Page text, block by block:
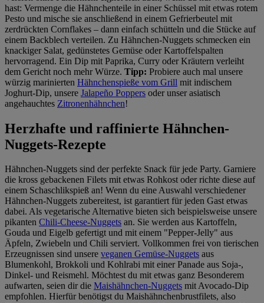
hast: Vermenge die Hähnchenteile in einer Schüssel mit etwas rotem
Pesto und mische sie anschließend in einem Gefrierbeutel mit
zerdrückten Cornflakes – dann einfach schütteln und die Stücke auf
einem Backblech verteilen. Zu Hähnchen-Nuggets schmecken ein
knackiger Salat, gedünstetes Gemüse oder Kartoffelspalten
hervorragend. Ein Dip mit Paprika, Curry oder Kräutern verleiht
dem Gericht noch mehr Würze. Tipp: Probiere auch mal unsere
würzig marinierten Hähnchenspieße vom Grill mit indischem
Joghurt-Dip, unsere Jalapeño Poppers oder unser asiatisch
angehauchtes Zitronenhähnchen!
Herzhafte und raffinierte Hähnchen-
Nuggets-Rezepte
Hähnchen-Nuggets sind der perfekte Snack für jede Party. Garniere
die kross gebackenen Filets mit etwas Rohkost oder richte diese auf
einem Schaschlikspieß an! Wenn du eine Auswahl verschiedener
Hähnchen-Nuggets zubereitest, ist garantiert für jeden Gast etwas
dabei. Als vegetarische Alternative bieten sich beispielsweise unsere
pikanten Chili-Cheese-Nuggets an. Sie werden aus Kartoffeln,
Gouda und Eigelb gefertigt und mit einem "Pepper-Jelly" aus
Äpfeln, Zwiebeln und Chili serviert. Vollkommen frei von tierischen
Erzeugnissen sind unsere veganen Gemüse-Nuggets aus
Blumenkohl, Brokkoli und Kohlrabi mit einer Panade aus Soja-,
Dinkel- und Reismehl. Möchtest du mit etwas ganz Besonderem
aufwarten, seien dir die Maishähnchen-Nuggets mit Avocado-Dip
empfohlen. Hierfür benötigst du Maishähnchenbrustfilets, also